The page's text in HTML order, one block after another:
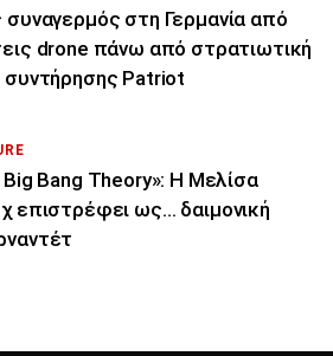
στη Γερμανία από
drone πάνω από στρατιωτική
συντήρησης Patriot
Bang Theory»: Η Μελίσα
επιστρέφει ως… δαιμονική